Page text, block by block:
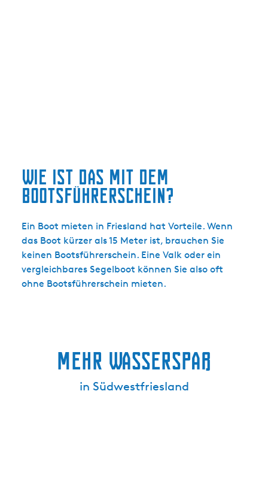
Wie ist das mit dem
Bootsführerschein?
Ein Boot mieten in Friesland hat Vorteile. Wenn
das Boot kürzer als 15 Meter ist, brauchen Sie
keinen Bootsführerschein. Eine Valk oder ein
vergleichbares Segelboot können Sie also oft
ohne Bootsführerschein mieten.
Mehr Wasserspaß
in Südwestfriesland